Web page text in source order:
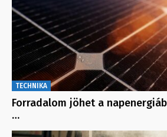
TECHNIKA
Forradalom jöhet a
…